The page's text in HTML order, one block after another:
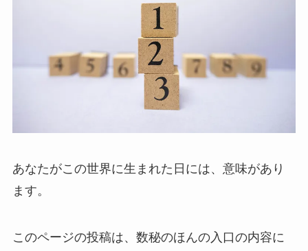
あなたがこの世界に生まれた日には、意味があり
ます。
このページの投稿は、数秘のほんの入口の内容に